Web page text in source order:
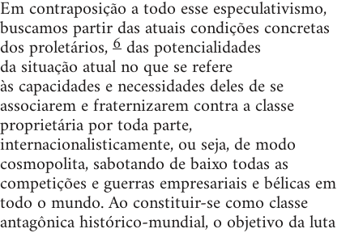
Em contraposição a todo esse especulativismo,
buscamos partir das atuais condições concretas
dos proletários,6das potencialidades
da situação atual no que se refere
às capacidades e necessidades deles de se
associarem e fraternizarem contra a classe
proprietária por toda parte,
internacionalisticamente, ou seja, de modo
cosmopolita, sabotando de baixo todas as
competições e guerras empresariais e bélicas em
todo o mundo. Ao constituir-se como classe
antagônica histórico-mundial, o objetivo da luta